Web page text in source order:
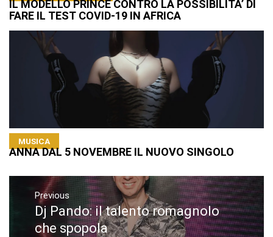
IL MODELLO PRINCE CONTRO LA POSSIBILITA’ DI
FARE IL TEST COVID-19 IN AFRICA
MUSICA
ANNA DAL 5 NOVEMBRE IL NUOVO SINGOLO
Navigazione
articoli
Previous
Previous
post:
Dj Pando: il talento romagnolo
che spopola